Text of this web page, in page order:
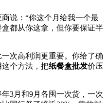
说：“你这个月给我一个最
都从你这拿，但你要保证半
次高利润更重要。你给了确
个方法，把纸餐盒批发价压
3月和9月各囤一次货，一次